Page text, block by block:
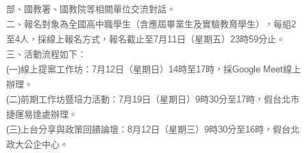
部、國教署、國教院等相關單位交流對話。
二、報名對象為全國高中職學生（含應屆畢業生及實驗教育學生），每組2
至4人，採線上報名方式，報名截止至7月11日（星期五）23時59分止。
三、活動流程如下：
(一)線上提案工作坊：7月12日（星期日）14時至17時，採Google Meet線上
辦理。
(二)前期工作坊暨培力活動：7月19日（星期日）9時30分至17時，假台北市
捷運易達處辦理。
(三)上台分享與政策回饋論壇：8月12日（星期三）9時30分至16時，假台北
政大公企中心。